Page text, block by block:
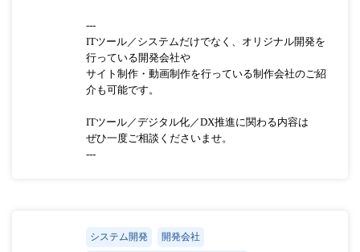
---
ITツール／システムだけでなく、オリジナル開発を
行っている開発会社や
サイト制作・動画制作を行っている制作会社のご紹
介も可能です。
ITツール／デジタル化／DX推進に関わる内容は
ぜひ一度ご相談くださいませ。
---
システム開発 開発会社